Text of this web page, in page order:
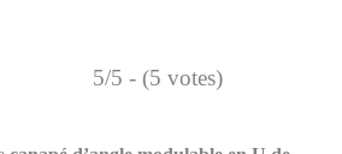
5/5 - (5 votes)